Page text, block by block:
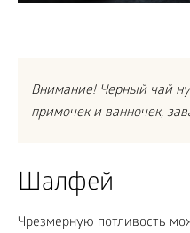
Внимание! Черный чай
примочек и ванночек,
Шалфей
Чрезмерную потливость